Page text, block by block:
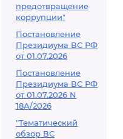
предотвращение
коррупции"
Постановление
Президиума ВС РФ
от 01.07.2026
Постановление
Президиума ВС РФ
от 01.07.2026 N
18А/2026
"Тематический
обзор ВС